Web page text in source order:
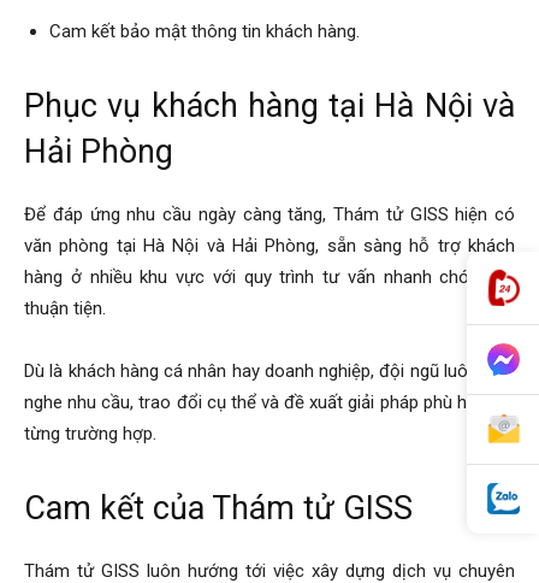
Cam kết bảo mật thông tin khách hàng.
Phục vụ khách hàng tại Hà Nội và
Hải Phòng
Để đáp ứng nhu cầu ngày càng tăng, Thám tử GISS hiện có
văn phòng tại Hà Nội và Hải Phòng, sẵn sàng hỗ trợ khách
hàng ở nhiều khu vực với quy trình tư vấn nhanh chóng và
thuận tiện.
Dù là khách hàng cá nhân hay doanh nghiệp, đội ngũ luôn lắng
nghe nhu cầu, trao đổi cụ thể và đề xuất giải pháp phù hợp với
từng trường hợp.
Cam kết của Thám tử GISS
Thám tử GISS luôn hướng tới việc xây dựng dịch vụ chuyên